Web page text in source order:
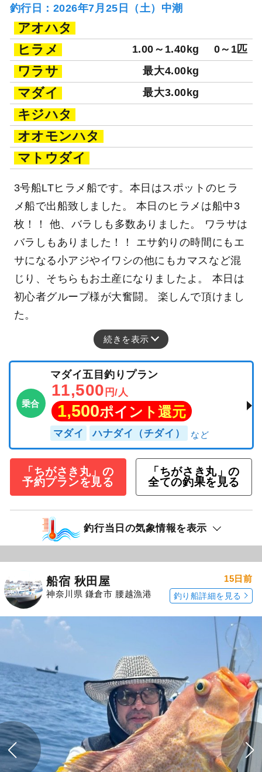
釣行日：2026年7月25日（土）中潮
アオハタ
ヒラメ
1.00～1.40kg 0～1匹
ワラサ 最大4.00kg
マダイ 最大3.00kg
キジハタ
オオモンハタ
マトウダイ
3号船LTヒラメ船です。本日はスポットのヒラ
メ船で出船致しました。 本日のヒラメは船中3
枚！！ 他、バラしも多数ありました。 ワラサは
バラしもありました！！ エサ釣りの時間にもエ
サになる小アジやイワシの他にもカマスなど混
じり、そちらもお土産になりましたよ。 本日は
初心者グループ様が大奮闘。 楽しんで頂けまし
た。
続きを表示
乗合
マダイ五目釣りプラン
11,500 円/人
1,500ポイント還元
マダイ ハナダイ（チダイ）
「ちがさき丸」の
予約プランを見る
「ちがさき丸」の
全ての釣果を見る
釣行当日の気象情報を表示
船宿 秋田屋
神奈川県 鎌倉市 腰越漁港
15日前
釣り船詳細を見る